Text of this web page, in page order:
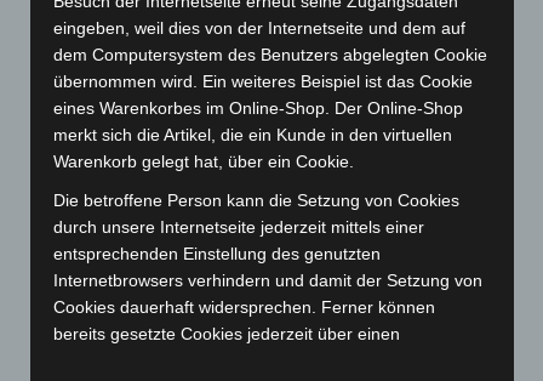
August 2023 (134)
Juli 2023(118)
Juni 2023(142)
Mai 2023(139)
April 2023(155)
März 2023(174)
Februar 2023(154)
Januar 2023(140)
Dezember 2022(130)
November 2022(167)
eingeben, weil dies von der Internetseite und dem auf
dem Computersystem des Benutzers abgelegten Cookie
übernommen wird. Ein weiteres Beispiel ist das Cookie
eines Warenkorbes im Online-Shop. Der Online-Shop
merkt sich die Artikel, die ein Kunde in den virtuellen
Warenkorb gelegt hat, über ein Cookie.
Die betroffene Person kann die Setzung von Cookies
durch unsere Internetseite jederzeit mittels einer
entsprechenden Einstellung des genutzten
Internetbrowsers verhindern und damit der Setzung von
Cookies dauerhaft widersprechen. Ferner können
bereits gesetzte Cookies jederzeit über einen